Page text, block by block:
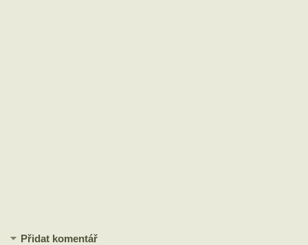
Přidat komentář